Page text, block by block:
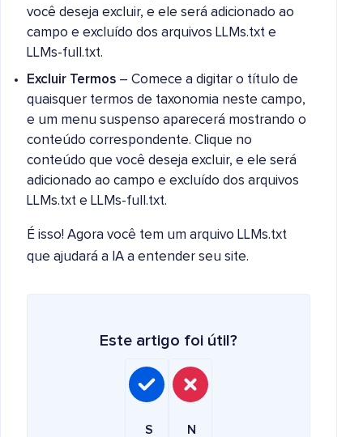
você deseja excluir, e ele será adicionado ao
campo e excluído dos arquivos LLMs.txt e
LLMs-full.txt.
Excluir Termos – Comece a digitar o título de
quaisquer termos de taxonomia neste campo,
e um menu suspenso aparecerá mostrando o
conteúdo correspondente. Clique no
conteúdo que você deseja excluir, e ele será
adicionado ao campo e excluído dos arquivos
LLMs.txt e LLMs-full.txt.
É isso! Agora você tem um arquivo LLMs.txt
que ajudará a IA a entender seu site.
Este artigo foi útil?
S
N